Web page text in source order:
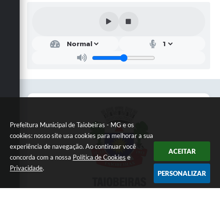
Prefeitura Municipal de Taiobeiras - MG e os
cookies: nosso site usa cookies para melhorar a sua
experiência de navegação. Ao continuar você
concorda com a nossa Política de Cookies e
Privacidade.
ACEITAR
PERSONALIZAR